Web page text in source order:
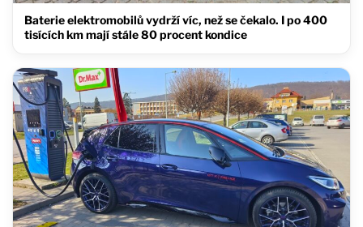
Baterie elektromobilů vydrží víc, než se čekalo. I po 400
tisících km mají stále 80 procent kondice